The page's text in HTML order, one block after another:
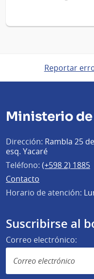
Reportar
Ministerio
Dirección: Rambla 25
esq. Yacaré
Teléfono: (+598 2) 1885
Contacto
Horario de atención:
Suscribirse al
Correo electrónico: